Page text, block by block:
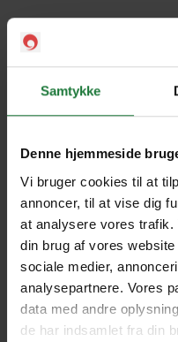
Samtykke
Denne hjemmeside
Vi bruger cookies til at
annoncer, til at vise dig
at analysere vores trafik.
din brug af vores
sociale medier,
analysepartnere. Vores
data med andre
de har indsamlet fra din
#3 2024
#3 2023
#1 2023